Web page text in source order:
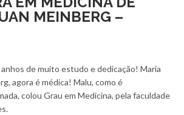
MEINBERG –
anhos de muito estudo e dedicação! Maria
agora é médica! Malu, como é
colou Grau em Medicina, pela faculdade